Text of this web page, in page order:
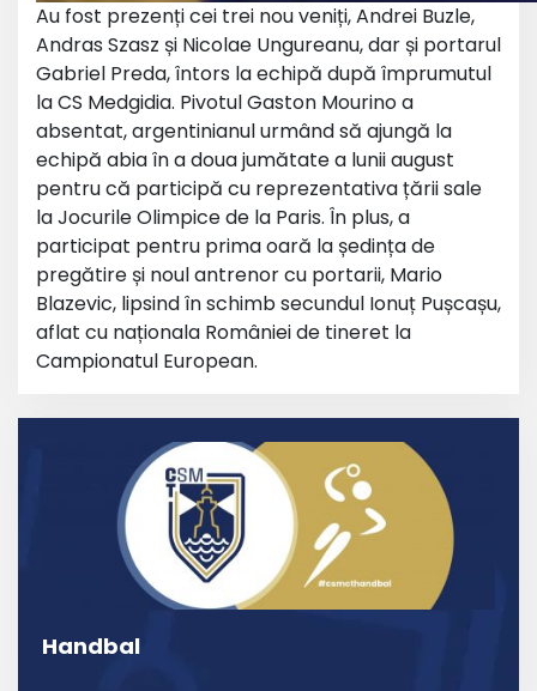
Au fost prezenți cei trei nou veniți, Andrei Buzle,
Andras Szasz și Nicolae Ungureanu, dar și portarul
Gabriel Preda, întors la echipă după împrumutul
la CS Medgidia. Pivotul Gaston Mourino a
absentat, argentinianul urmând să ajungă la
echipă abia în a doua jumătate a lunii august
pentru că participă cu reprezentativa țării sale
la Jocurile Olimpice de la Paris. În plus, a
participat pentru prima oară la ședința de
pregătire și noul antrenor cu portarii, Mario
Blazevic, lipsind în schimb secundul Ionuț Pușcașu,
aflat cu naționala României de tineret la
Campionatul European.
Handbal